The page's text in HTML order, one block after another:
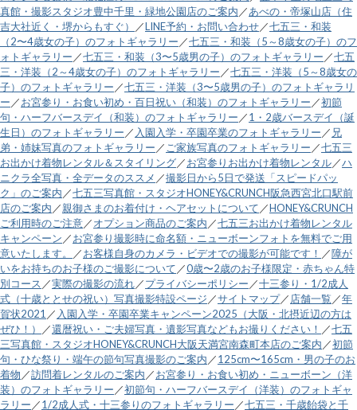
真館・撮影スタジオ豊中千里・緑地公園店のご案内 ／あべの・帝塚山店（住
吉大社近く・堺からもすぐ）
／LINE予約・お問い合わせ／七五三・和装
（2〜4歳女の子）のフォトギャラリー ／七五三・和装（5～8歳女の子）のフ
ォトギャラリー ／七五三・和装（3〜5歳男の子）のフォトギャラリー ／七五
三・洋装（2～4歳女の子）のフォトギャラリー ／七五三・洋装（5～8歳女の
子）のフォトギャラリー ／七五三・洋装（3〜5歳男の子）のフォトギャラリ
ー ／お宮参り・お食い初め・百日祝い（和装）のフォトギャラリー ／初節
句・ハーフバースデイ（和装）のフォトギャラリー ／1・2歳バースデイ（誕
生日）のフォトギャラリー ／ 入園入学・卒園卒業のフォトギャラリー ／ 兄
弟・姉妹写真のフォトギャラリー ／ ご家族写真のフォトギャラリー ／七五三
お出かけ着物レンタル＆スタイリング／お宮参りお出かけ着物レンタル／ハ
ニクラ全写真・全データのススメ ／撮影日から5日で発送「スピードパッ
ク」のご案内 ／七五三写真館・スタジオHONEY&CRUNCH阪急西宮北口駅前
店のご案内 ／親御さまのお着付け・ヘアセットについて ／HONEY&CRUNCH
ご利用時のご注意／オプション商品のご案内 ／七五三お出かけ着物レンタル
キャンペーン ／お宮参り撮影時に命名額・ニューボーンフォトを無料でご用
意いたします。
／お客様自身のカメラ・ビデオでの撮影が可能です！ ／障が
いをお持ちのお子様のご撮影について ／0歳〜2歳のお子様限定・赤ちゃん特
別コース ／実際の撮影の流れ／プライバシーポリシー ／十三参り・1/2成人
式（十歳ととせの祝い）写真撮影特設ページ ／サイトマップ／ 店舗一覧 ／年
賀状2021 ／ 入園入学・卒園卒業キャンペーン2025（大阪・北摂近辺の方は
ぜひ！）
／還暦祝い・ご夫婦写真・遺影写真などもお撮りください！ ／七五
三写真館・スタジオHONEY&CRUNCH大阪天満宮南森町本店のご案内 ／初節
句・ひな祭り・端午の節句写真撮影のご案内 ／125cm〜165cm・男の子のお
着物 ／訪問着レンタルのご案内 ／お宮参り・お食い初め・ニューボーン（洋
装）のフォトギャラリー ／初節句・ハーフバースデイ（洋装）のフォトギャ
ラリー ／1/2成人式・十三参りのフォトギャラリー ／七五三・千歳飴袋と千